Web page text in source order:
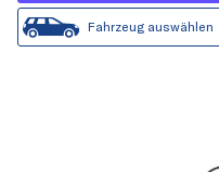
Fahrzeug auswählen